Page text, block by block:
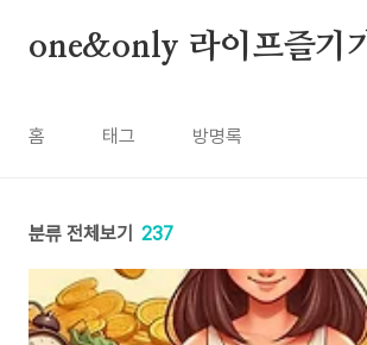
one&only 라이프즐기기
홈 태그 방명록
분류 전체보기 237